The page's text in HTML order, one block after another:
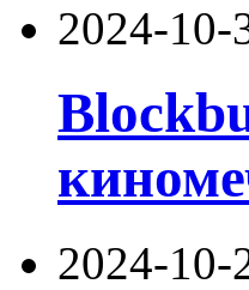
2024-10-
2024-10-